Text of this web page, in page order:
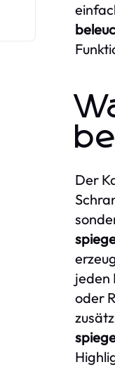
Der
jeden
oder